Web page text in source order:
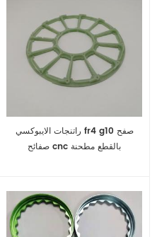
راتنجات الايبوكسي fr4 g10 صفح
صفائح cnc بالقطع مطحنة